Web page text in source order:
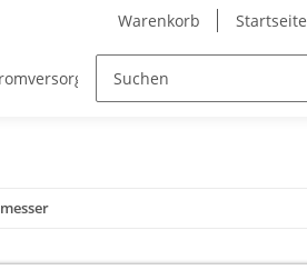
Warenkorb Startseite
Bauelemente